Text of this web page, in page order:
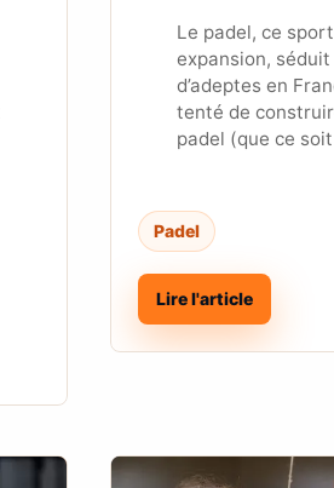
Le padel, ce
expansion,
d’adeptes en
tenté de
padel (que ce
Padel
Lire l'article